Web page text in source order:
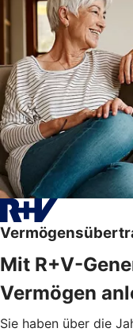
Mit R+V-
Vermögen
Sie haben über die